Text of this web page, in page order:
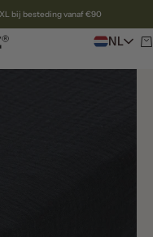
bij besteding vanaf €90
NL